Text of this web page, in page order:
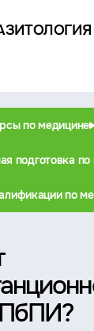
по медицине
подготовка
по